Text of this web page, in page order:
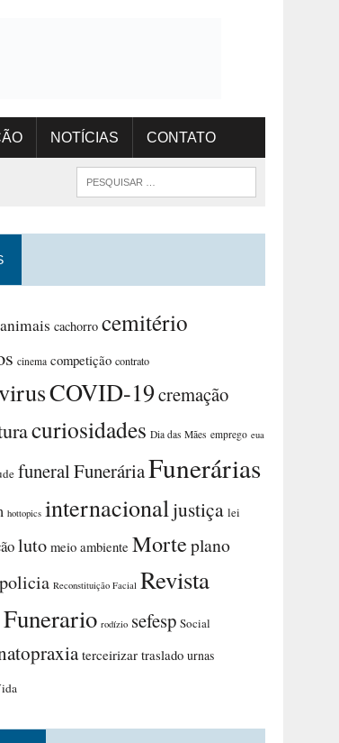
NOTÍCIAS CONTATO
animais cachorro cemitério
cinema competição contrato
COVID-19cremação
curiosidades Dia das Mães emprego eua
funeralFuneráriaFunerárias
hottopics internacionaljustiça lei
luto meio ambiente Morteplano
policia Reconstituição Facial Revista
rodízio sefesp Social
terceirizar traslado urnas